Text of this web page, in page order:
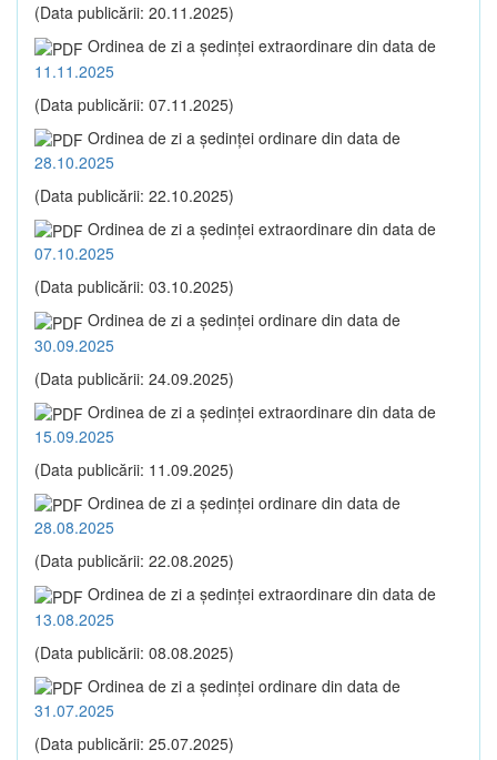
(Data publicării: 20.11.2025)
Ordinea de zi a şedinţei extraordinare din data de
11.11.2025
(Data publicării: 07.11.2025)
Ordinea de zi a şedinţei ordinare din data de
28.10.2025
(Data publicării: 22.10.2025)
Ordinea de zi a şedinţei extraordinare din data de
07.10.2025
(Data publicării: 03.10.2025)
Ordinea de zi a şedinţei ordinare din data de
30.09.2025
(Data publicării: 24.09.2025)
Ordinea de zi a şedinţei extraordinare din data de
15.09.2025
(Data publicării: 11.09.2025)
Ordinea de zi a şedinţei ordinare din data de
28.08.2025
(Data publicării: 22.08.2025)
Ordinea de zi a şedinţei extraordinare din data de
13.08.2025
(Data publicării: 08.08.2025)
Ordinea de zi a şedinţei ordinare din data de
31.07.2025
(Data publicării: 25.07.2025)